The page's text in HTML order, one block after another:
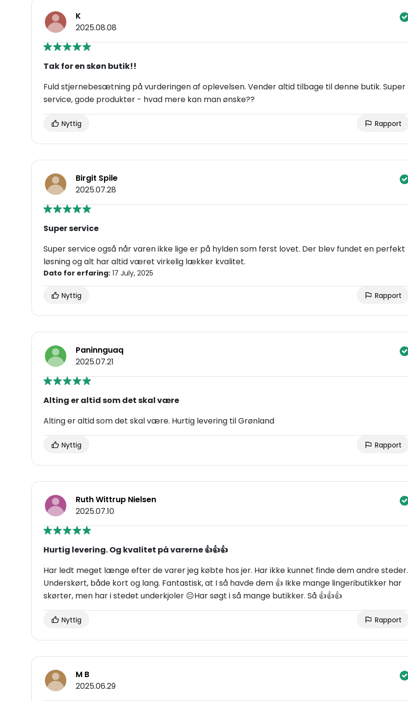
K
2025.08.08
Tak for en skøn butik!!
Fuld stjernebesætning på vurderingen af oplevelsen. Vender altid tilbage til denne butik. Super
service, gode produkter - hvad mere kan man ønske??
Nyttig Rapport
Birgit Spile
2025.07.28
Super service
Super service også når varen ikke lige er på hylden som først lovet. Der blev fundet en perfekt
løsning og alt har altid været virkelig lækker kvalitet.
Dato for erfaring: 17 July, 2025
Nyttig Rapport
Paninnguaq
2025.07.21
Alting er altid som det skal være
Alting er altid som det skal være. Hurtig levering til Grønland
Nyttig Rapport
Ruth Wittrup Nielsen
2025.07.10
Hurtig levering. Og kvalitet på varerne 👍👍👍
Har ledt meget længe efter de varer jeg købte hos jer. Har ikke kunnet finde dem andre steder.
Underskørt, både kort og lang. Fantastisk, at I så havde dem 👍 Ikke mange lingeributikker har
skørter, men har i stedet underkjoler ☹️Har søgt i så mange butikker. Så 👍👍👍
Nyttig Rapport
M B
2025.06.29